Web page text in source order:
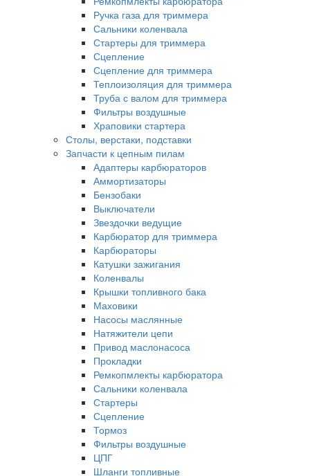
Ручка газа для триммера
Сальники коленвала
Стартеры для триммера
Сцепление
Сцепление для триммера
Теплоизоляция для триммера
Труба с валом для триммера
Фильтры воздушные
Храповики стартера
Столы, верстаки, подставки
Запчасти к цепным пилам
Адаптеры карбюраторов
Аммортизаторы
Бензобаки
Выключатели
Звездочки ведущие
Карбюратор для триммера
Карбюраторы
Катушки зажигания
Коленвалы
Крышки топливного бака
Маховики
Насосы маслянные
Натяжители цепи
Привод маслонасоса
Прокладки
Ремкопмлекты карбюратора
Сальники коленвала
Стартеры
Сцепление
Тормоз
Фильтры воздушные
ЦПГ
Шланги топливные